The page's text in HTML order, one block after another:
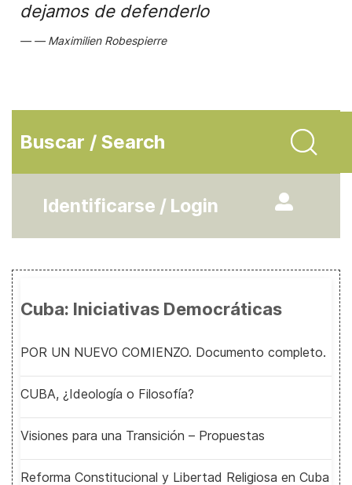
dejamos de defenderlo
Maximilien Robespierre
Buscar / Search
Identificarse / Login
Cuba: Iniciativas Democráticas
POR UN NUEVO COMIENZO. Documento completo.
CUBA, ¿Ideología o Filosofía?
Visiones para una Transición – Propuestas
Reforma Constitucional y Libertad Religiosa en Cuba